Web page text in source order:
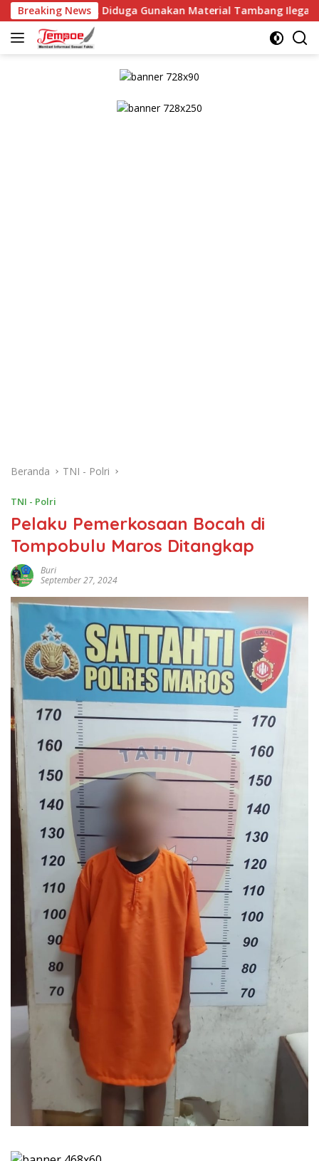
Langsung
ke
konten
Breaking News
Diduga Gunakan Material Tambang Ilegal
Beranda TNI - Polri
TNI - Polri
Pelaku Pemerkosaan Bocah di
Tompobulu Maros Ditangkap
Buri
September 27, 2024